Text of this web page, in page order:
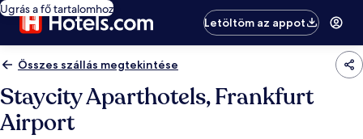
Ugrás a fő tartalomhoz
Letöltöm az appot
Összes szállás megtekintése
Staycity Aparthotels, Frankfurt
Airport